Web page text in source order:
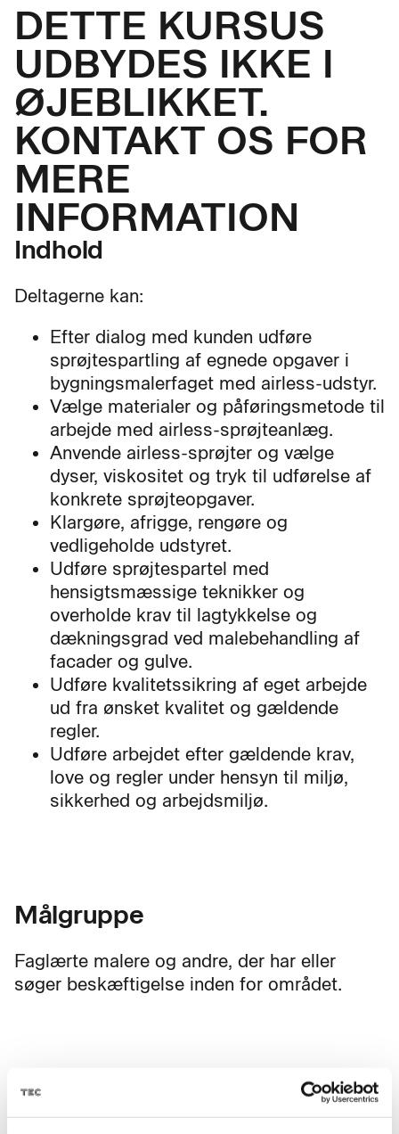
DETTE KURSUS
UDBYDES IKKE I
ØJEBLIKKET.
KONTAKT OS FOR
MERE
INFORMATION
Indhold
Deltagerne kan:
Efter dialog med kunden udføre
sprøjtespartling af egnede opgaver i
bygningsmalerfaget med airless-udstyr.
Vælge materialer og påføringsmetode til
arbejde med airless-sprøjteanlæg.
Anvende airless-sprøjter og vælge
dyser, viskositet og tryk til udførelse af
konkrete sprøjteopgaver.
Klargøre, afrigge, rengøre og
vedligeholde udstyret.
Udføre sprøjtespartel med
hensigtsmæssige teknikker og
overholde krav til lagtykkelse og
dækningsgrad ved malebehandling af
facader og gulve.
Udføre kvalitetssikring af eget arbejde
ud fra ønsket kvalitet og gældende
regler.
Udføre arbejdet efter gældende krav,
love og regler under hensyn til miljø,
sikkerhed og arbejdsmiljø.
Målgruppe
Faglærte malere og andre, der har eller
søger beskæftigelse inden for området.
Mål